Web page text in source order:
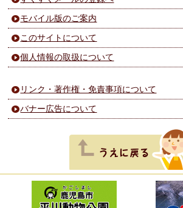
モバイル版のご案内
このサイトについて
個人情報の取扱について
リンク・著作権・免責事項について
バナー広告について